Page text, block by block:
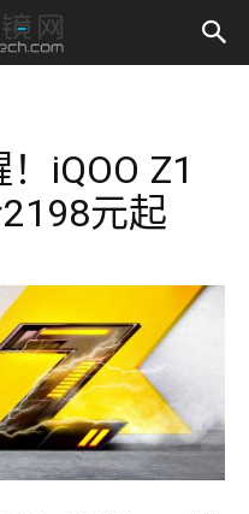
iQOO Z1
元起